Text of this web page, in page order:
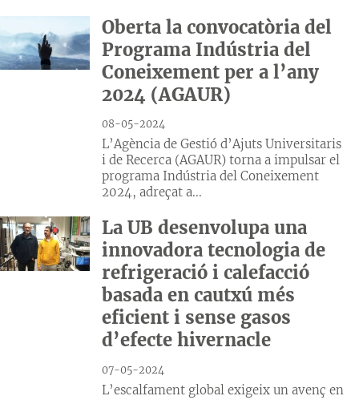
Oberta la convocatòria del
Programa Indústria del
Coneixement per a l’any
2024 (AGAUR)
08-05-2024
L’Agència de Gestió d’Ajuts Universitaris
i de Recerca (AGAUR) torna a impulsar el
programa Indústria del Coneixement
2024, adreçat a...
La UB desenvolupa una
innovadora tecnologia de
refrigeració i calefacció
basada en cautxú més
eficient i sense gasos
d’efecte hivernacle
07-05-2024
L’escalfament global exigeix un avenç en